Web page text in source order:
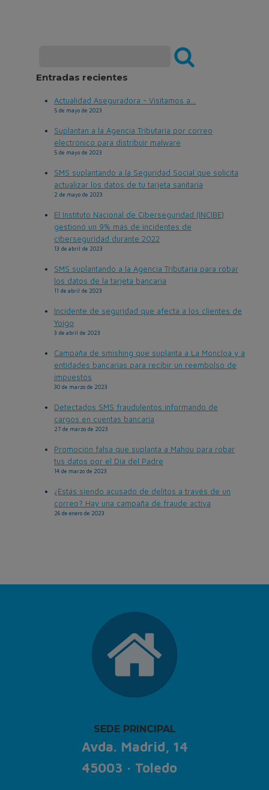
Entradas recientes
Actualidad Aseguradora - Visitamos a...
5 de mayo de 2023
Suplantan a la Agencia Tributaria por correo
electrónico para distribuir malware
5 de mayo de 2023
SMS suplantando a la Seguridad Social que solicita
actualizar los datos de tu tarjeta sanitaria
2 de mayo de 2023
El Instituto Nacional de Ciberseguridad (INCIBE)
gestionó un 9% más de incidentes de
ciberseguridad durante 2022
13 de abril de 2023
SMS suplantando a la Agencia Tributaria para robar
los datos de la tarjeta bancaria
11 de abril de 2023
Incidente de seguridad que afecta a los clientes de
Yoigo
3 de abril de 2023
Campaña de smishing que suplanta a La Moncloa y a
entidades bancarias para recibir un reembolso de
impuestos
30 de marzo de 2023
Detectados SMS fraudulentos informando de
cargos en cuentas bancaria
27 de marzo de 2023
Promoción falsa que suplanta a Mahou para robar
tus datos por el Día del Padre
14 de marzo de 2023
¿Estás siendo acusado de delitos a través de un
correo? Hay una campaña de fraude activa
26 de enero de 2023
SEDE PRINCIPAL
Avda. Madrid, 14
45003 · Toledo